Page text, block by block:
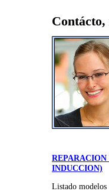
INDUCCION)
Listado modelos